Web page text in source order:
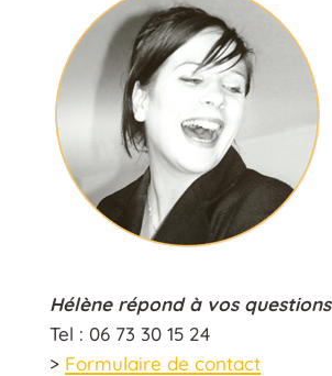
Hélène répond à vos questions
Tel : 06 73 30 15 24
> Formulaire de contact